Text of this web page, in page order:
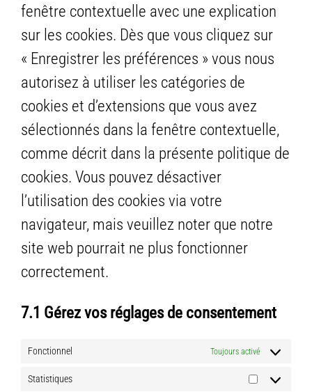
fenêtre contextuelle avec une explication
sur les cookies. Dès que vous cliquez sur
« Enregistrer les préférences » vous nous
autorisez à utiliser les catégories de
cookies et d’extensions que vous avez
sélectionnés dans la fenêtre contextuelle,
comme décrit dans la présente politique de
cookies. Vous pouvez désactiver
l’utilisation des cookies via votre
navigateur, mais veuillez noter que notre
site web pourrait ne plus fonctionner
correctement.
7.1 Gérez vos réglages de consentement
Fonctionnel Toujours activé
Statistiques
Statistiques